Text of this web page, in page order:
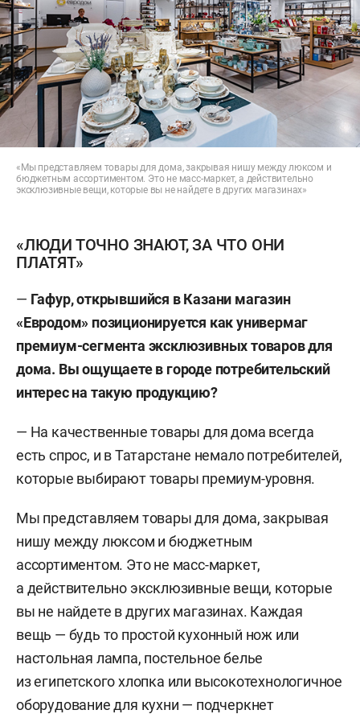
«Мы представляем товары для дома, закрывая нишу между люксом и
бюджетным ассортиментом. Это не масс-маркет, а действительно
эксклюзивные вещи, которые вы не найдете в других магазинах»
«ЛЮДИ ТОЧНО ЗНАЮТ, ЗА ЧТО ОНИ
ПЛАТЯТ»
— Гафур, открывшийся в Казани магазин
«Евродом» позиционируется как универмаг
премиум-сегмента эксклюзивных товаров для
дома. Вы ощущаете в городе потребительский
интерес на такую продукцию?
— На качественные товары для дома всегда
есть спрос, и в Татарстане немало потребителей,
которые выбирают товары премиум-уровня.
Мы представляем товары для дома, закрывая
нишу между люксом и бюджетным
ассортиментом. Это не масс-маркет,
а действительно эксклюзивные вещи, которые
вы не найдете в других магазинах. Каждая
вещь — будь то простой кухонный нож или
настольная лампа, постельное белье
из египетского хлопка или высокотехнологичное
оборудование для кухни — подчеркнет